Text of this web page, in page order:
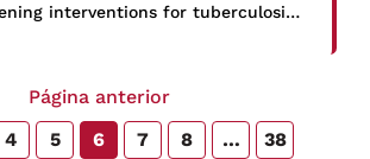
interventions for tuberculosis
Página anterior
4 5 6 7 8 …
38